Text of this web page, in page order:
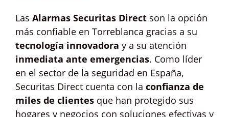
Las Alarmas Securitas Direct son la opción
más confiable en Torreblanca gracias a su
tecnología innovadora y a su atención
inmediata ante emergencias. Como líder
en el sector de la seguridad en España,
Securitas Direct cuenta con la confianza de
miles de clientes que han protegido sus
hogares y negocios con soluciones efectivas y